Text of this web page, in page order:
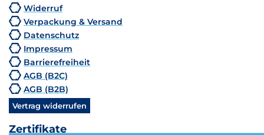
Widerruf
Verpackung & Versand
Datenschutz
Impressum
Barrierefreiheit
AGB (B2C)
AGB (B2B)
Vertrag widerrufen
Zertifikate